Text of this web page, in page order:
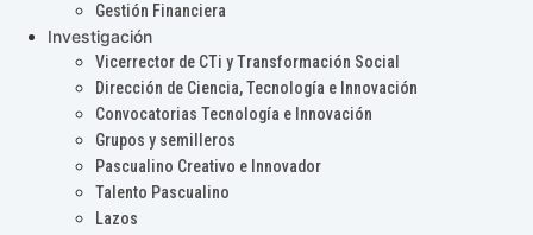
Gestión Financiera
Investigación
Vicerrector de CTi y Transformación Social
Dirección de Ciencia, Tecnología e Innovación
Convocatorias Tecnología e Innovación
Grupos y semilleros
Pascualino Creativo e Innovador
Talento Pascualino
Lazos